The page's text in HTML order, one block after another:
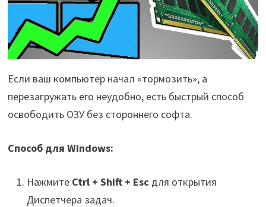
Если ваш компьютер начал «тормозить», а
перезагружать его неудобно, есть быстрый способ
освободить ОЗУ без стороннего софта.
Способ для Windows:
Нажмите Ctrl + Shift + Esc для открытия
Диспетчера задач.